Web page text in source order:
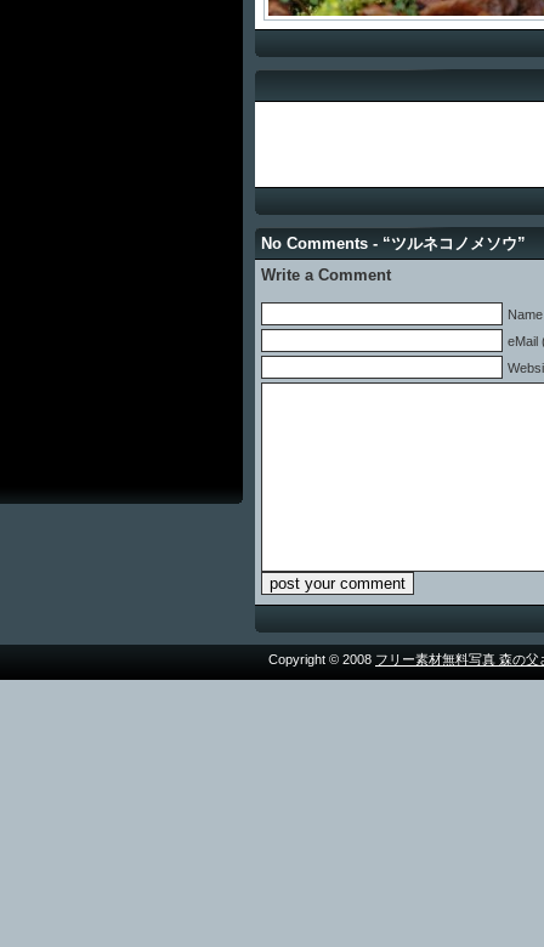
No Comments - “ツルネコノメソウ”
Write a Comment
eMail
Copyright © 2008 フリー素材無料写真 森の父